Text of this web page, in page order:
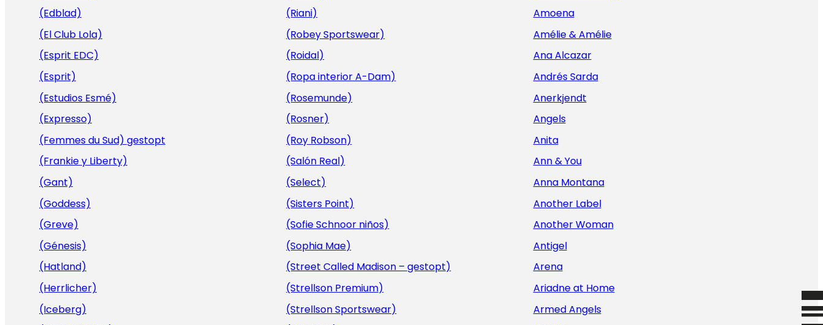
(Edblad)
(El Club Lola)
(Esprit EDC)
(Esprit)
(Estudios Esmé)
(Expresso)
(Femmes du Sud) gestopt
(Frankie y Liberty)
(Gant)
(Goddess)
(Greve)
(Génesis)
(Hatland)
(Herrlicher)
(Iceberg)
(Riani)
(Robey Sportswear)
(Roidal)
(Ropa interior A-Dam)
(Rosemunde)
(Rosner)
(Roy Robson)
(Salón Real)
(Select)
(Sisters Point)
(Sofie Schnoor niños)
(Sophia Mae)
(Street Called Madison – gestopt)
(Strellson Premium)
(Strellson Sportswear)
Amoena
Amélie & Amélie
Ana Alcazar
Andrés Sarda
Anerkjendt
Angels
Anita
Ann & You
Anna Montana
Another Label
Another Woman
Antigel
Arena
Ariadne at Home
Armed Angels